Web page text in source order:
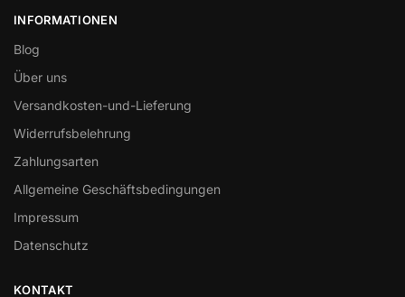
INFORMATIONEN
Blog
Über uns
Versandkosten-und-Lieferung
Widerrufsbelehrung
Zahlungsarten
Allgemeine Geschäftsbedingungen
Impressum
Datenschutz
KONTAKT